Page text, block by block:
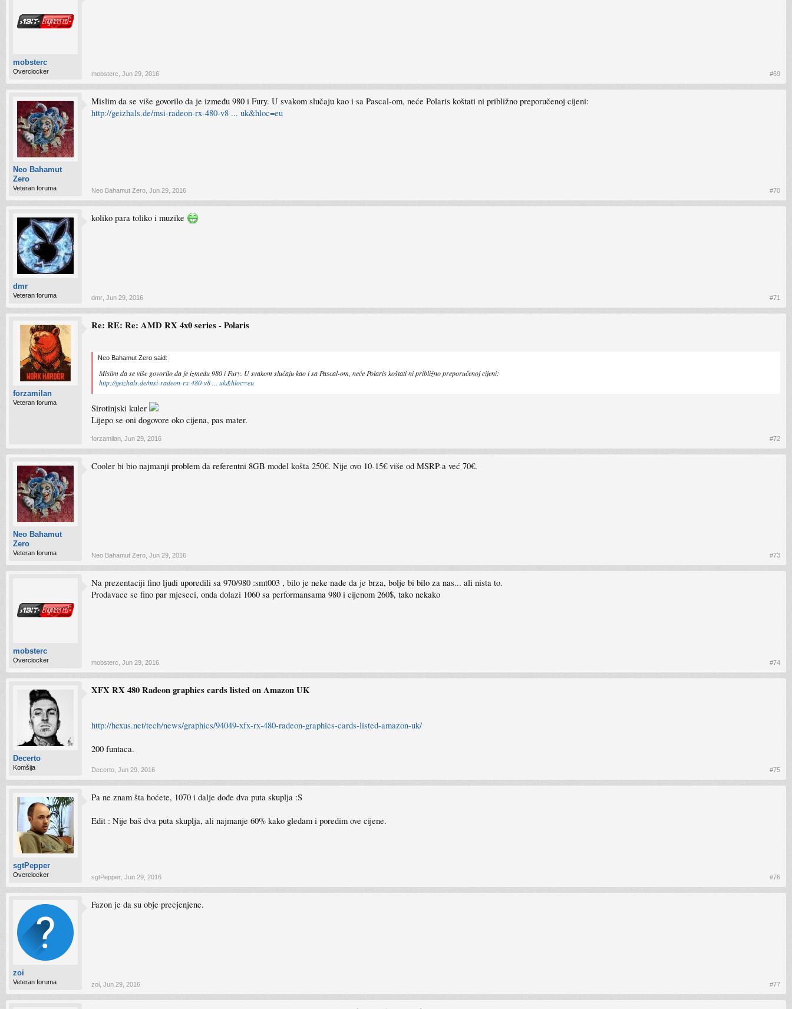
mobsterc
Overclocker mobsterc Jun 29, 2016 #69
Neo Bahamut
Zero
Veteran foruma
Mislim da se više govorilo da je između 980 i Fury. U svakom slučaju kao i sa Pascal-om, neće Polaris koštati ni približno preporučenoj cijeni:
http://geizhals.de/msi-radeon-rx-480-v8 ... uk&hloc=eu
Neo Bahamut Zero Jun 29, 2016 #70
dmr
Veteran foruma
koliko para toliko i muzike
dmr Jun 29, 2016 #71
forzamilan
Veteran foruma
Re: RE: Re: AMD RX 4x0 series - Polaris
Neo Bahamut Zero said:
Mislim da se više govorilo da je između 980 i Fury. U svakom slučaju kao i sa Pascal-om, neće Polaris koštati ni približno preporučenoj cijeni:
http://geizhals.de/msi-radeon-rx-480-v8 ... uk&hloc=eu
Sirotinjski kuler
Lijepo se oni dogovore oko cijena, pas mater.
forzamilan Jun 29, 2016 #72
Neo Bahamut
Zero
Veteran foruma
Cooler bi bio najmanji problem da referentni 8GB model košta 250€. Nije ovo 10-15€ više od MSRP-a već 70€.
Neo Bahamut Zero Jun 29, 2016 #73
mobsterc
Overclocker
Na prezentaciji fino ljudi uporedili sa 970/980 :smt003 , bilo je neke nade da je brza, bolje bi bilo za nas... ali nista to.
Prodavace se fino par mjeseci, onda dolazi 1060 sa performansama 980 i cijenom 260$, tako nekako
mobsterc Jun 29, 2016 #74
Decerto
Komšija
XFX RX 480 Radeon graphics cards listed on Amazon UK
http://hexus.net/tech/news/graphics/94049-xfx-rx-480-radeon-graphics-cards-listed-amazon-uk/
200 funtaca.
Decerto Jun 29, 2016 #75
sgtPepper
Overclocker
Pa ne znam šta hoćete, 1070 i dalje dođe dva puta skuplja :S
Edit : Nije baš dva puta skuplja, ali najmanje 60% kako gledam i poredim ove cijene.
sgtPepper Jun 29, 2016 #76
zoi
Veteran foruma
Fazon je da su obje precjenjene.
zoi Jun 29, 2016 #77